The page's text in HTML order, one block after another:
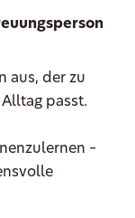
aus, der zu
passt.
–